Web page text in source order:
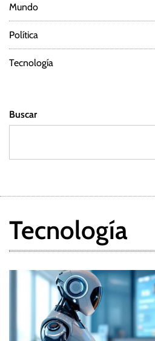
Mundo
Política
Tecnología
Buscar
Tecnología